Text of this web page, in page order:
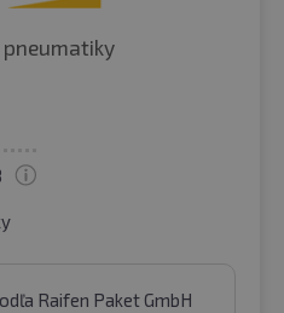
pneumatiky
Raifen Paket GmbH